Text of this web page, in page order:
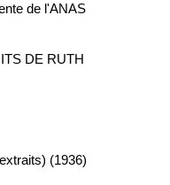
de l'ANAS
DE RUTH
(1936)